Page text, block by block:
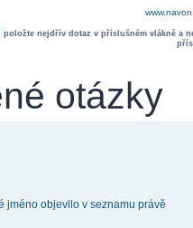
položte nejdřív dotaz v příslušném vlákně a
otázky
jméno objevilo v seznamu právě